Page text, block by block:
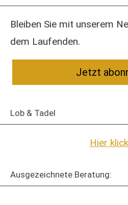
Bleiben Sie mit unserem
dem Laufenden.
Jetzt
Lob & Tadel
Hier
Ausgezeichnete Beratung: